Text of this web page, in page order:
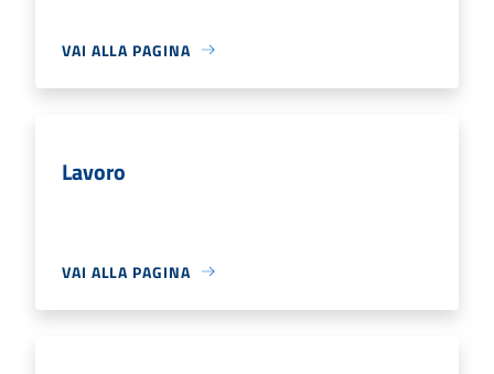
VAI ALLA PAGINA
Lavoro
VAI ALLA PAGINA